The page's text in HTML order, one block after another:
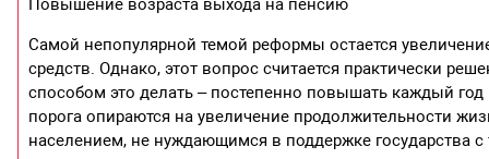
Повышение возраста выхода на пенсию
Самой непопулярной темой реформы остается
средств. Однако, этот вопрос считается практически
способом это делать – постепенно повышать каждый
порога опираются на увеличение продолжительности
населением, не нуждающимся в поддержке государства